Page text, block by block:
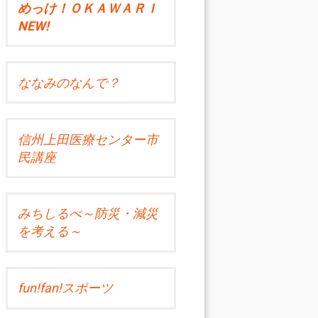
めっけ！ＯＫＡＷＡＲＩ
NEW!
ななみのなんで？
信州上田医療センター市
民講座
みちしるべ～防災・減災
を考える～
fun!fan!スポーツ